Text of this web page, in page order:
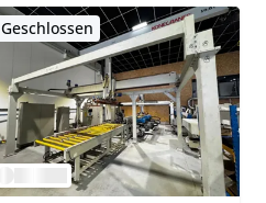
Geschlossen